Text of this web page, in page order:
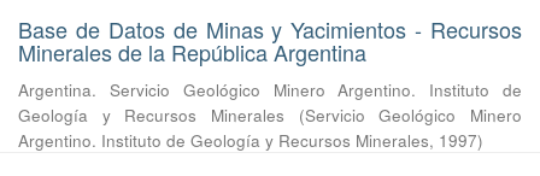
Base de Datos de Minas y Yacimientos - Recursos
Minerales de la República Argentina
Argentina. Servicio Geológico Minero Argentino. Instituto de
Geología y Recursos Minerales
(Servicio Geológico Minero
Argentino. Instituto de Geología y Recursos Minerales, 1997)